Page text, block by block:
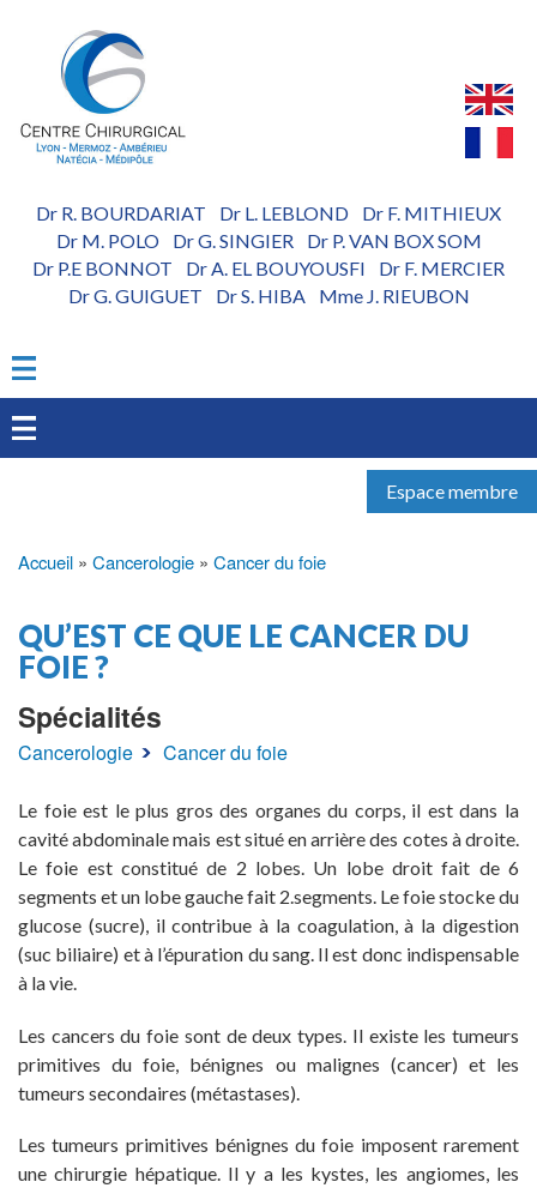
Dr R. BOURDARIAT Dr L. LEBLOND
Dr F. MITHIEUX
Dr M. POLO- Dr G. SINGIER- Dr P. VAN BOX SOM
Dr P.E BONNOT
Dr A. EL BOUYOUSFI
Dr F. MERCIER
Dr G. GUIGUET
Dr S. HIBA- Mme J. RIEUBON
Espace membre
d'Ariane
Accueil Cancerologie Cancer du foie
QU’EST CE QUE LE CANCER DU
FOIE ?
Spécialités
Cancerologie Cancer du foie
Le foie est le plus gros des organes du corps, il est dans la
cavité abdominale mais est situé en arrière des cotes à droite.
Le foie est constitué de 2 lobes. Un lobe droit fait de 6
segments et un lobe gauche fait 2.segments. Le foie stocke du
glucose (sucre), il contribue à la coagulation, à la digestion
(suc biliaire) et à l’épuration du sang. Il est donc indispensable
à la vie.
Les cancers du foie sont de deux types. Il existe les tumeurs
primitives du foie, bénignes ou malignes (cancer) et les
tumeurs secondaires (métastases).
Les tumeurs primitives bénignes du foie imposent rarement
une chirurgie hépatique. Il y a les kystes, les angiomes, les